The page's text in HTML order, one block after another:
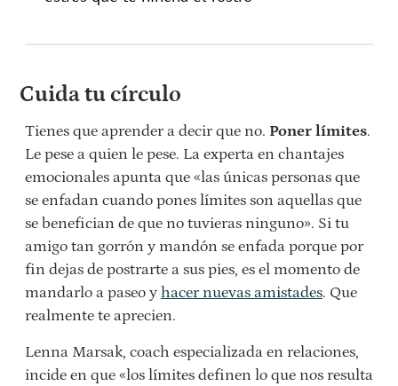
Cuida tu círculo
Tienes que aprender a decir que no. Poner límites.
Le pese a quien le pese. La experta en chantajes
emocionales apunta que «las únicas personas que
se enfadan cuando pones límites son aquellas que
se benefician de que no tuvieras ninguno». Si tu
amigo tan gorrón y mandón se enfada porque por
fin dejas de postrarte a sus pies, es el momento de
mandarlo a paseo y hacer nuevas amistades. Que
realmente te aprecien.
Lenna Marsak, coach especializada en relaciones,
incide en que «los límites definen lo que nos resulta